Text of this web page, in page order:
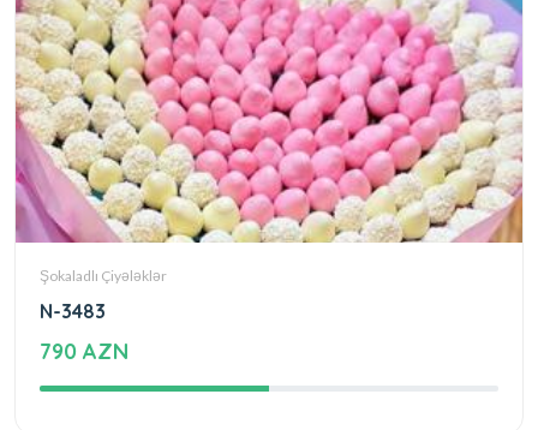
Şokaladlı Çiyələklər
N-3483
790 AZN